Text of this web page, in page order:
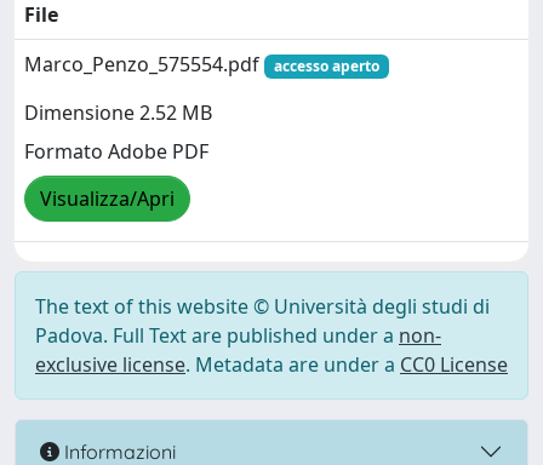
File
Marco_Penzo_575554.pdf
accesso aperto
Dimensione 2.52 MB
Formato Adobe PDF
Visualizza/Apri
The text of this website © Università degli studi di
Padova. Full Text are published under a non-
exclusive license. Metadata are under a CC0 License
Informazioni